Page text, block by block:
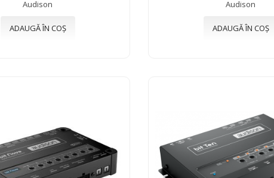
Audison
ADAUGĂ ÎN COȘ
Audison
ADAUGĂ ÎN COȘ